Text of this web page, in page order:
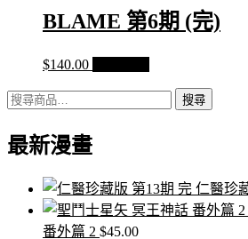
BLAME 第6期 (完)
$140.00
搜
關
搜尋
最新漫畫
仁醫珍
番外篇 2 $45.00